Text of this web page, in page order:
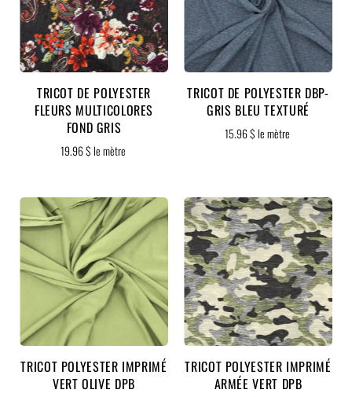
TRICOT DE POLYESTER
FLEURS MULTICOLORES
FOND GRIS
19.96 $ le mètre
TRICOT DE POLYESTER DBP-
GRIS BLEU TEXTURÉ
15.96 $ le mètre
TRICOT POLYESTER IMPRIMÉ
VERT OLIVE DPB
TRICOT POLYESTER IMPRIMÉ
ARMÉE VERT DPB